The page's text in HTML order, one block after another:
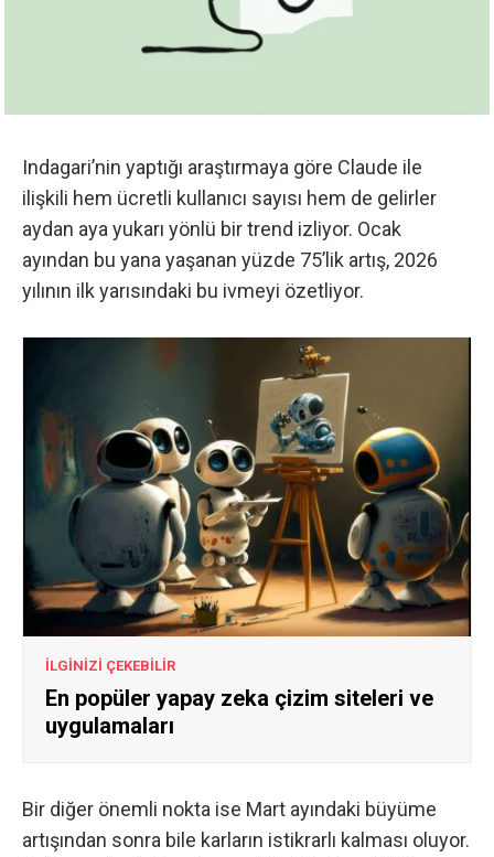
Indagari’nin yaptığı araştırmaya göre Claude ile
ilişkili hem ücretli kullanıcı sayısı hem de gelirler
aydan aya yukarı yönlü bir trend izliyor. Ocak
ayından bu yana yaşanan yüzde 75’lik artış, 2026
yılının ilk yarısındaki bu ivmeyi özetliyor.
İLGİNİZİ ÇEKEBİLİR
En popüler yapay zeka çizim siteleri ve
uygulamaları
Bir diğer önemli nokta ise Mart ayındaki büyüme
artışından sonra bile karların istikrarlı kalması oluyor.